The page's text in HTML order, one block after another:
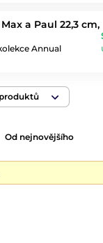
a Paul 22,3 cm,
Annual
Od nejnovějšího